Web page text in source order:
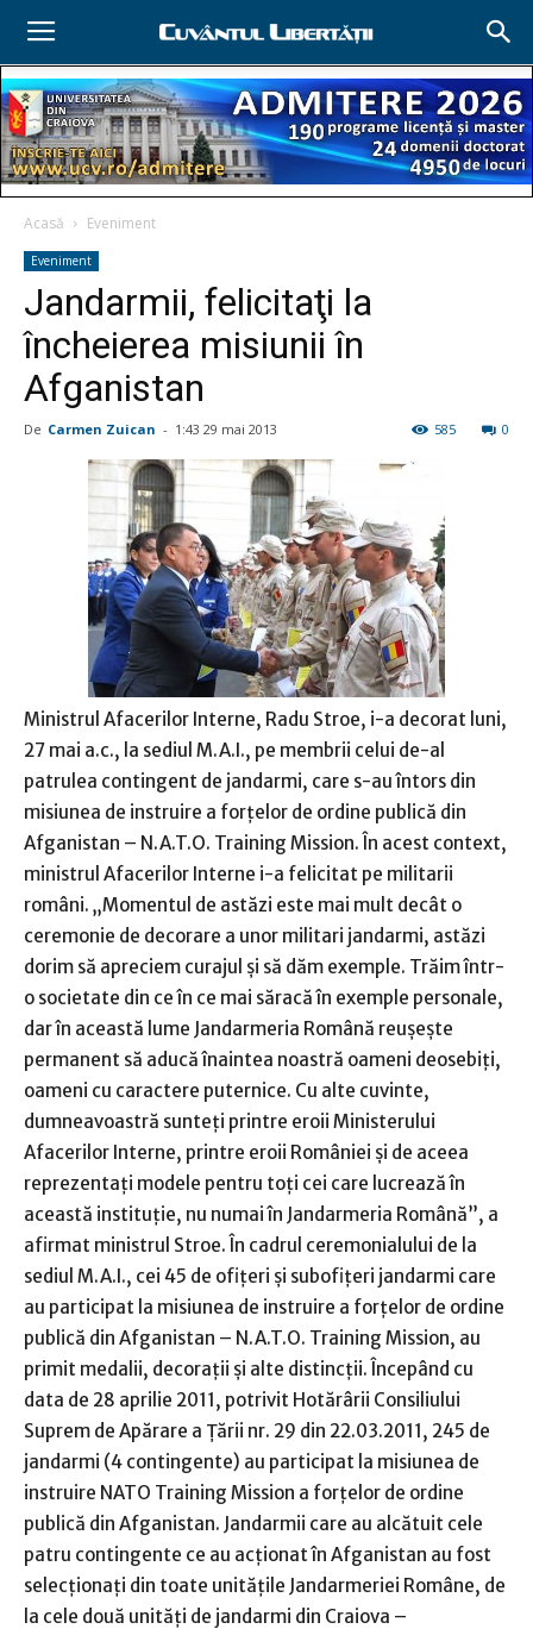
Acasă Eveniment
Eveniment
Jandarmii, felicitaţi la
încheierea misiunii în
Afganistan
De Carmen Zuican - 1:43 29 mai 2013 0
585
Ministrul Afacerilor Interne, Radu Stroe, i-a decorat luni,
27 mai a.c., la sediul M.A.I., pe membrii celui de-al
patrulea contingent de jandarmi, care s-au întors din
misiunea de instruire a forţelor de ordine publică din
Afganistan – N.A.T.O. Training Mission. În acest context,
ministrul Afacerilor Interne i-a felicitat pe militarii
români. „Momentul de astăzi este mai mult decât o
ceremonie de decorare a unor militari jandarmi, astăzi
dorim să apreciem curajul şi să dăm exemple. Trăim într-
o societate din ce în ce mai săracă în exemple personale,
dar în această lume Jandarmeria Română reuşeşte
permanent să aducă înaintea noastră oameni deosebiţi,
oameni cu caractere puternice. Cu alte cuvinte,
dumneavoastră sunteţi printre eroii Ministerului
Afacerilor Interne, printre eroii României şi de aceea
reprezentaţi modele pentru toţi cei care lucrează în
această instituţie, nu numai în Jandarmeria Română”, a
afirmat ministrul Stroe. În cadrul ceremonialului de la
sediul M.A.I., cei 45 de ofiţeri şi subofiţeri jandarmi care
au participat la misiunea de instruire a forţelor de ordine
publică din Afganistan – N.A.T.O. Training Mission, au
primit medalii, decoraţii şi alte distincţii. Începând cu
data de 28 aprilie 2011, potrivit Hotărârii Consiliului
Suprem de Apărare a Ţării nr. 29 din 22.03.2011, 245 de
jandarmi (4 contingente) au participat la misiunea de
instruire NATO Training Mission a forţelor de ordine
publică din Afganistan. Jandarmii care au alcătuit cele
patru contingente ce au acţionat în Afganistan au fost
selecţionaţi din toate unităţile Jandarmeriei Române, de
la cele două unităţi de jandarmi din Craiova –